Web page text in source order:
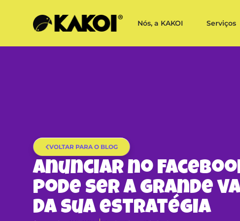
Nós, a KAKOI Serviços
VOLTAR PARA O BLOG
Anunciar no
pode ser a grande
da sua estratégia